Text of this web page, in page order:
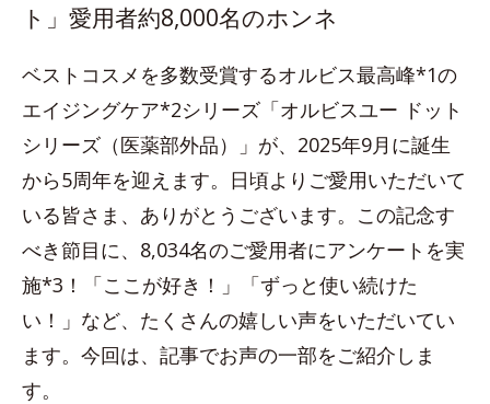
ト」愛用者約8,000名のホンネ
ベストコスメを多数受賞するオルビス最高峰*1の
エイジングケア*2シリーズ「オルビスユー ドット
シリーズ（医薬部外品）」が、2025年9月に誕生
から5周年を迎えます。日頃よりご愛用いただいて
いる皆さま、ありがとうございます。この記念す
べき節目に、8,034名のご愛用者にアンケートを実
施*3！「ここが好き！」「ずっと使い続けた
い！」など、たくさんの嬉しい声をいただいてい
ます。今回は、記事でお声の一部をご紹介しま
す。